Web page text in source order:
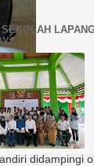
didampingi